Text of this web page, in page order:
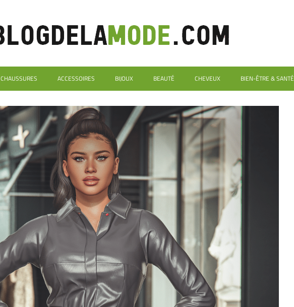
CHAUSSURES ACCESSOIRES BIJOUX BEAUTÉ CHEVEUX BIEN-ÊTRE & SANTÉ